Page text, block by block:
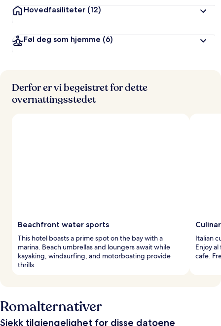
v
i
e
Hovedfasiliteter (12)
Føl deg som hjemme (6)
Derfor er vi begeistret for dette
overnattingsstedet
Beachfront water sports
This hotel boasts a prime spot on the bay with a
marina. Beach umbrellas and loungers await while
kayaking, windsurfing, and motorboating provide
thrills.
Italian
Enjoy
cafe.
Romalternativer
Sjekk tilgjengelighet for disse datoene